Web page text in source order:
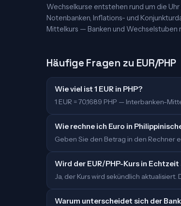
Wechselkurse entstehen rund um die
Notenbanken, Inflations- und
Mittelkurs — Banken und Wechselstuben
Häufige Fragen zu EUR/PHP
Wie viel ist 1 EUR in PHP?
1 EUR = 70,1689 PHP — Interbanken-
Wie rechne ich Euro in
Geben Sie den Betrag in den Rechner
Wird der EUR/PHP-Kurs in
Ja, der Kurs wird sekündlich
Warum unterscheidet sich der